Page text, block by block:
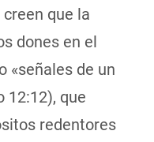
que la
dones en el
«señales de un
12:12), que
redentores